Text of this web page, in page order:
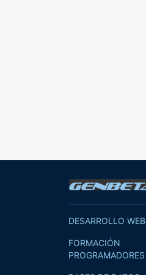
DESARROLLO WEB
FORMACIÓN
PROGRAMADORES